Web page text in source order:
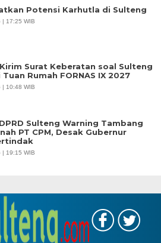
Potensi Karhutla di Sulteng
| 17:25 WIB
Surat Keberatan soal Sulteng
Rumah FORNAS IX 2027
| 10:48 WIB
Sulteng Warning Tambang
PT CPM, Desak Gubernur
| 19:15 WIB